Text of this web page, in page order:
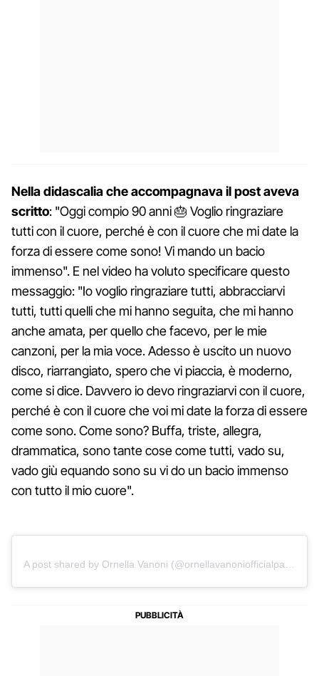
Nella didascalia che accompagnava il post aveva
scritto: "Oggi compio 90 anni 🎂 Voglio ringraziare
tutti con il cuore, perché è con il cuore che mi date la
forza di essere come sono! Vi mando un bacio
immenso". E nel video ha voluto specificare questo
messaggio: "Io voglio ringraziare tutti, abbracciarvi
tutti, tutti quelli che mi hanno seguita, che mi hanno
anche amata, per quello che facevo, per le mie
canzoni, per la mia voce. Adesso è uscito un nuovo
disco, riarrangiato, spero che vi piaccia, è moderno,
come si dice. Davvero io devo ringraziarvi con il cuore,
perché è con il cuore che voi mi date la forza di essere
come sono. Come sono? Buffa, triste, allegra,
drammatica, sono tante cose come tutti, vado su,
vado giù equando sono su vi do un bacio immenso
con tutto il mio cuore".